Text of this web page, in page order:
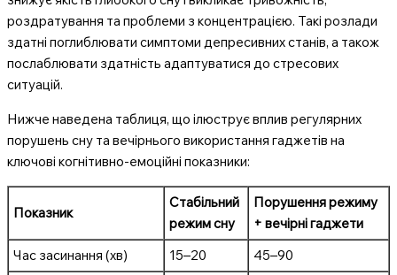
роздратування та проблеми з концентрацією. Такі розлади
здатні поглиблювати симптоми депресивних станів, а також
послаблювати здатність адаптуватися до стресових
ситуацій.
Нижче наведена таблиця, що ілюструє вплив регулярних
порушень сну та вечірнього використання гаджетів на
ключові когнітивно-емоційні показники:
Показник
Стабільний
режим сну
Порушення режиму
+ вечірні гаджети
Час засинання (хв)
15–20
45–90